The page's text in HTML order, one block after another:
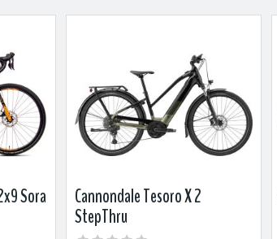
Sora
Cannondale Tesoro X 2
StepThru